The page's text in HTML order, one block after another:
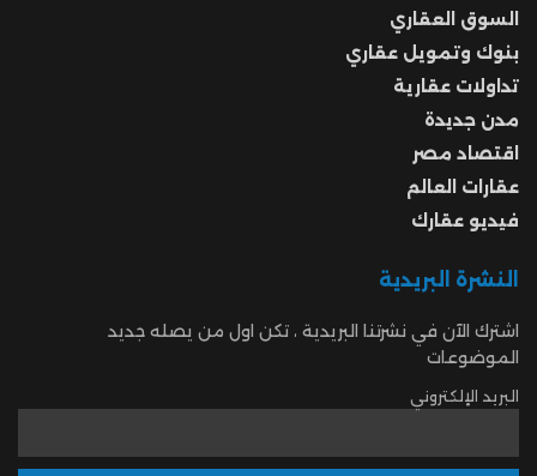
السوق العقاري
بنوك وتمويل عقاري
تداولات عقارية
مدن جديدة
اقتصاد مصر
عقارات العالم
فيديو عقارك
النشرة البريدية
اشترك الآن في نشرتنا البريدية ، تكن اول من يصله جديد
الموضوعات
البريد الإلكتروني